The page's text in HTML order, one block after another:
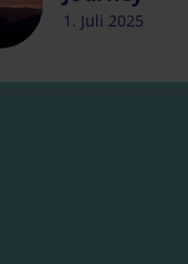
1. Juli 2025